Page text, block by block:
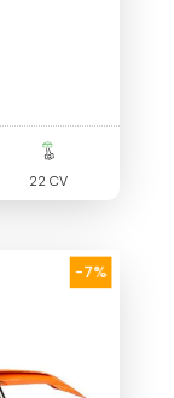
22 CV
-7%